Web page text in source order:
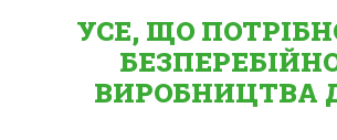
УСЕ, ЩО
ВИРОБНИЦТВА